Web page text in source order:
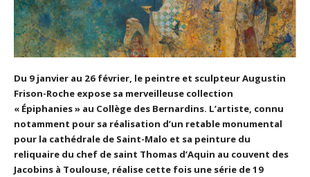
Du 9 janvier au 26 février, le peintre et sculpteur Augustin
Frison-Roche expose sa merveilleuse collection
« Épiphanies » au Collège des Bernardins. L’artiste, connu
notamment pour sa réalisation d’un retable monumental
pour la cathédrale de Saint-Malo et sa peinture du
reliquaire du chef de saint Thomas d’Aquin au couvent des
Jacobins à Toulouse, réalise cette fois une série de 19